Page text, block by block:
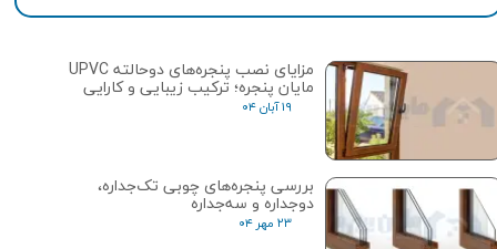
مزایای نصب پنجره‌های دوحالته UPVC
مایان پنجره؛ ترکیب زیبایی و کارایی
۱۹ آبان ۰۴
بررسی پنجره‌های چوبی تک‌جداره،
دوجداره و سه‌جداره
۲۳ مهر ۰۴